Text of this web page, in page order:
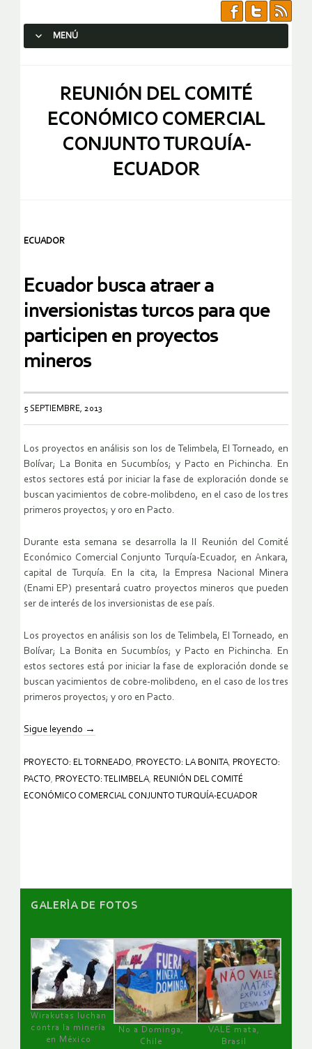
MENÚ
REUNIÓN DEL COMITÉ
ECONÓMICO COMERCIAL
CONJUNTO TURQUÍA-
ECUADOR
ECUADOR
Ecuador busca atraer a
inversionistas turcos para que
participen en proyectos
mineros
5 SEPTIEMBRE, 2013
Los proyectos en análisis son los de Telimbela, El Torneado, en
Bolívar; La Bonita en Sucumbíos; y Pacto en Pichincha. En
estos sectores está por iniciar la fase de exploración donde se
buscan yacimientos de cobre-molibdeno, en el caso de los tres
primeros proyectos; y oro en Pacto.
Durante esta semana se desarrolla la II Reunión del Comité
Económico Comercial Conjunto Turquía-Ecuador, en Ankara,
capital de Turquía. En la cita, la Empresa Nacional Minera
(Enami EP) presentará cuatro proyectos mineros que pueden
ser de interés de los inversionistas de ese país.
Los proyectos en análisis son los de Telimbela, El Torneado, en
Bolívar; La Bonita en Sucumbíos; y Pacto en Pichincha. En
estos sectores está por iniciar la fase de exploración donde se
buscan yacimientos de cobre-molibdeno, en el caso de los tres
primeros proyectos; y oro en Pacto.
Sigue leyendo →
PROYECTO: EL TORNEADO, PROYECTO: LA BONITA, PROYECTO:
PACTO, PROYECTO: TELIMBELA, REUNIÓN DEL COMITÉ
ECONÓMICO COMERCIAL CONJUNTO TURQUÍA-ECUADOR
GALERÌA DE FOTOS
Wirakutas luchan
contra la minería
en México
No a Dominga,
Chile
VALE mata,
Brasil